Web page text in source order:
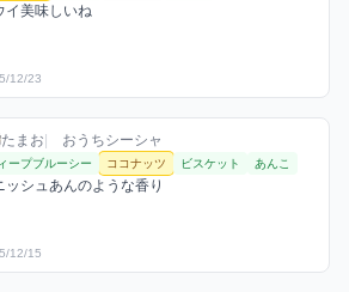
イ美味しいね
12/23
ックスを見る
お / おうちシーシャ / 2025年12月15日
たまお| おうちシーシャ
フレーバー
ープブルーシー ココナッツ ビスケット あんこ
ント
ッシュあんのような香り
12/15